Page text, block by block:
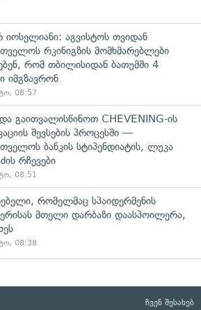
იოსელიანი: აგვისტოს თვიდან
რკინიგზის მომხმარებლები
რომ თბილისიდან ბათუმში 4
იმგზავრონ
08:57
გაითვალისწინოთ CHEVENING-ის
შევსების პროცესში —
ბანკის სტიპენდიატის, ლუკა
რჩევები
08:51
რომელმაც სპაიდერმენის
მთელი დარბაზი დაასპოილერა,
08:38
ჩვენ შესახებ